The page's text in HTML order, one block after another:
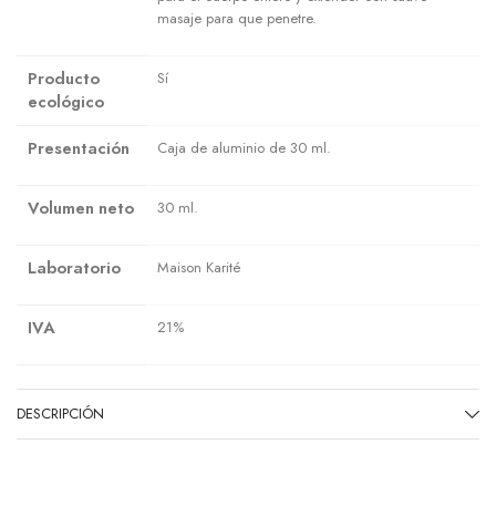
masaje para que penetre.
Producto
ecológico
Sí
Presentación Caja de aluminio de 30 ml.
Volumen neto 30 ml.
Laboratorio Maison Karité
IVA 21%
DESCRIPCIÓN